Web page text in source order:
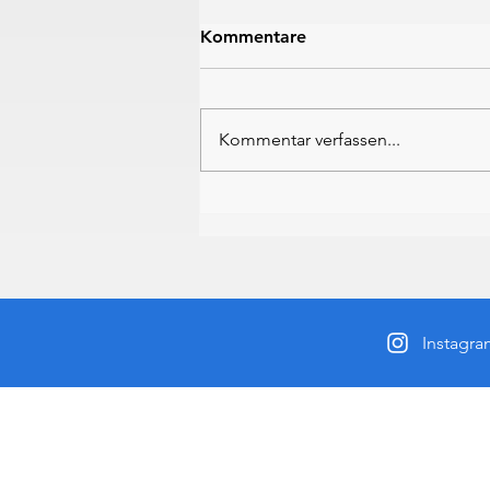
Kommentare
Kommentar verfassen...